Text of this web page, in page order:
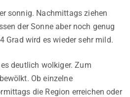
sonnig. Nachmittags ziehen
der Sonne aber noch genug
Grad wird es wieder sehr mild.
deutlich wolkiger. Zum
Ob einzelne
die Region erreichen oder